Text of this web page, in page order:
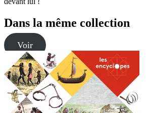
Dans la même collection
Voir